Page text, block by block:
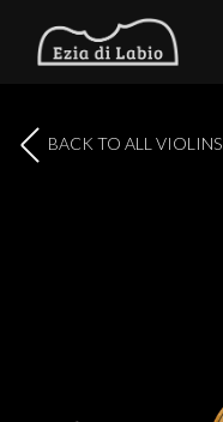
BACK TO ALL VIOLINS